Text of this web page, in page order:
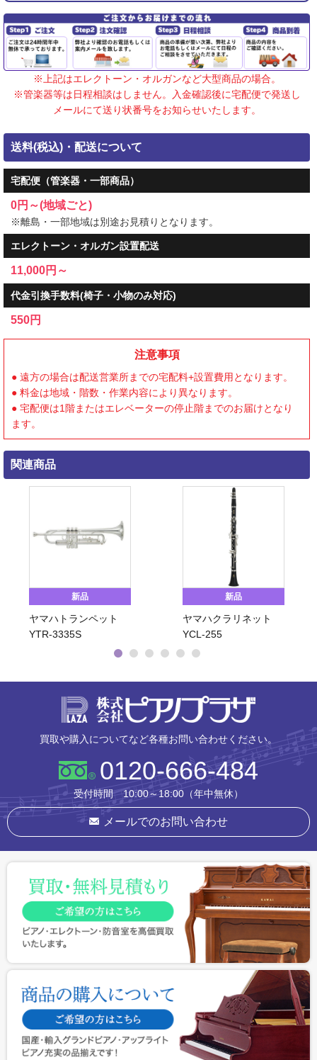
※上記はエレクトーン・オルガンなど大型商品の場合。
※管楽器等は日程相談はしません。入金確認後に宅配便で発送し
メールにて送り状番号をお知らせいたします。
送料(税込)・配送について
宅配便（管楽器・一部商品）
0円～(地域ごと)
※離島・一部地域は別途お見積りとなります。
エレクトーン・オルガン設置配送
11,000円～
代金引換手数料(椅子・小物のみ対応)
550円
注意事項
● 遠方の場合は配送営業所までの宅配料+設置費用となります。
● 料金は地域・階数・作業内容により異なります。
● 宅配便は1階またはエレベーターの停止階までのお届けとなり
ます。
関連商品
新品
ヤマハトランペット
YTR-3335S
新品
ヤマハクラリネット
YCL-255
買取や購入についてなど各種お問い合わせください。
0120-666-484
受付時間 10:00～18:00（年中無休）
メールでのお問い合わせ